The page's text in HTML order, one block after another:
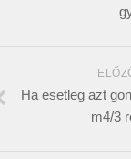
Ha esetleg azt
m4/3